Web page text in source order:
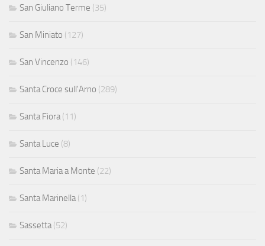
San Giuliano Terme (35)
San Miniato (127)
San Vincenzo (146)
Santa Croce sull'Arno (289)
Santa Fiora (11)
Santa Luce (8)
Santa Maria a Monte (22)
Santa Marinella (1)
Sassetta (52)